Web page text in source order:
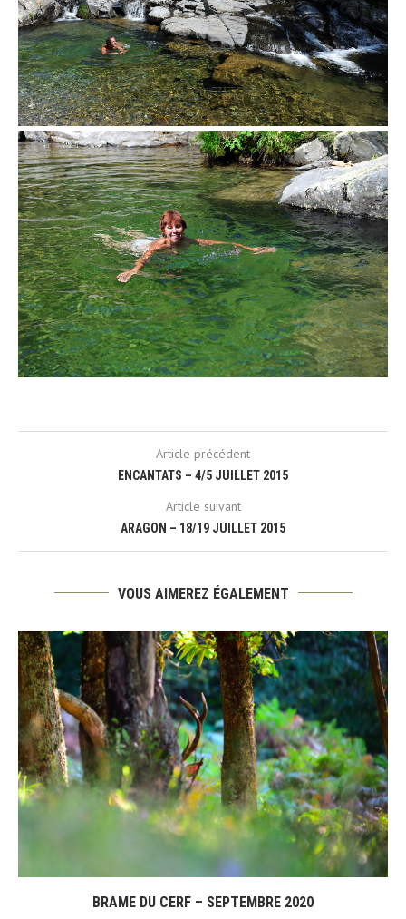
Article précédent
ENCANTATS – 4/5 JUILLET 2015
Article suivant
ARAGON – 18/19 JUILLET 2015
VOUS AIMEREZ ÉGALEMENT
BRAME DU CERF – SEPTEMBRE 2020